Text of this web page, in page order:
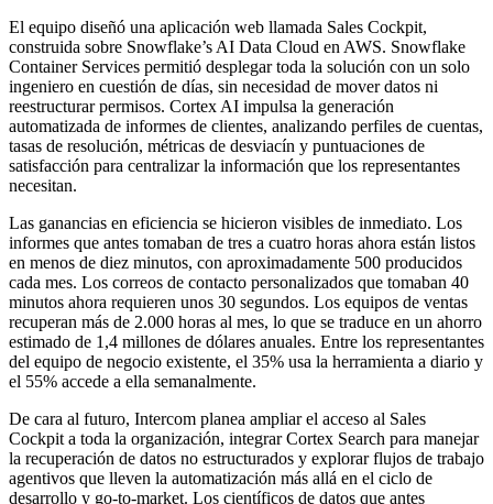
El equipo diseñó una aplicación web llamada Sales Cockpit,
construida sobre Snowflake’s AI Data Cloud en AWS. Snowflake
Container Services permitió desplegar toda la solución con un solo
ingeniero en cuestión de días, sin necesidad de mover datos ni
reestructurar permisos. Cortex AI impulsa la generación
automatizada de informes de clientes, analizando perfiles de cuentas,
tasas de resolución, métricas de desviacín y puntuaciones de
satisfacción para centralizar la información que los representantes
necesitan.
Las ganancias en eficiencia se hicieron visibles de inmediato. Los
informes que antes tomaban de tres a cuatro horas ahora están listos
en menos de diez minutos, con aproximadamente 500 producidos
cada mes. Los correos de contacto personalizados que tomaban 40
minutos ahora requieren unos 30 segundos. Los equipos de ventas
recuperan más de 2.000 horas al mes, lo que se traduce en un ahorro
estimado de 1,4 millones de dólares anuales. Entre los representantes
del equipo de negocio existente, el 35% usa la herramienta a diario y
el 55% accede a ella semanalmente.
De cara al futuro, Intercom planea ampliar el acceso al Sales
Cockpit a toda la organización, integrar Cortex Search para manejar
la recuperación de datos no estructurados y explorar flujos de trabajo
agentivos que lleven la automatización más allá en el ciclo de
desarrollo y go-to-market. Los científicos de datos que antes